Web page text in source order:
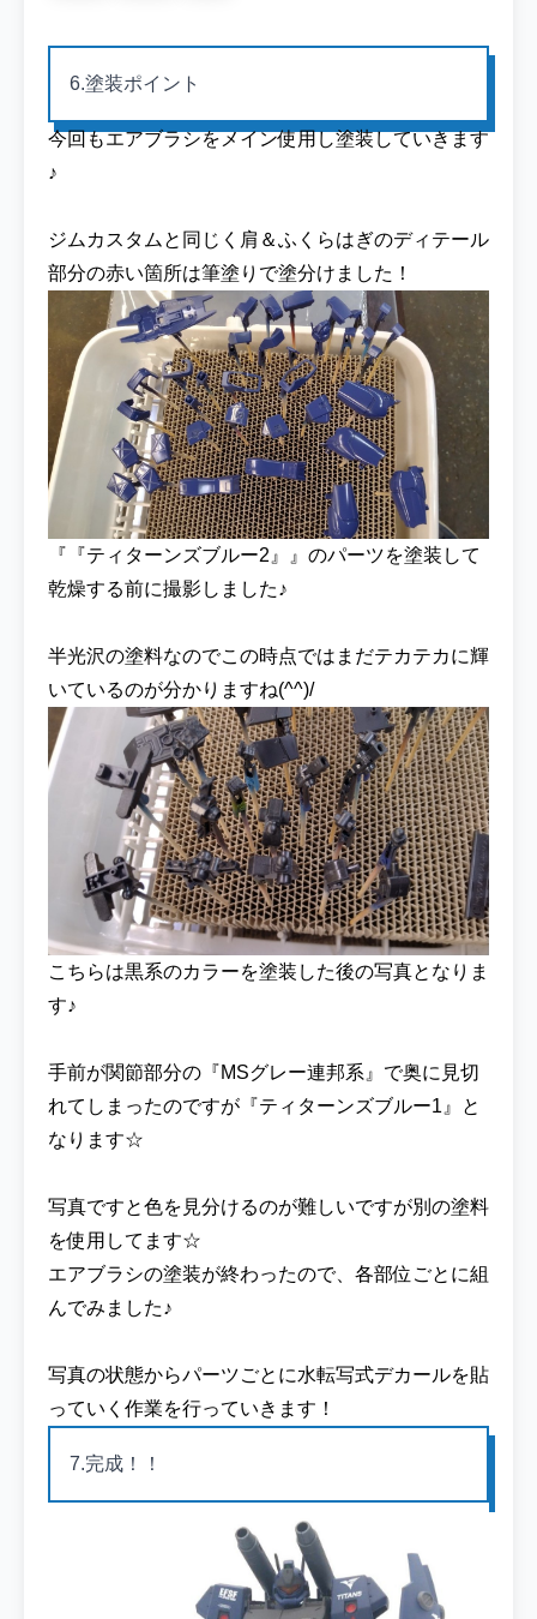
体と並べても様になるように左肩に貼るよう
に心がけてます☆彡 元キット『HG 1/144 ジ
ム・カスタム』を左右に並べて比較写真を撮
トで探してみる ここからは今回制作した『ジ
ム・カスタム ティターンズ仕様』を中心に他
の機体と撮影した写真などを紹介していきま
す♪後日アップした制作日記に使用した写真
等も順次追加していく予定です☆ まずは簡単
なポージング撮影を♪正面に向かっていくよ
うなポージングに挑戦してみました♪ HG ジ
ム・クゥエルの公式サイトに掲載されている
ポージングを参考に♪もうちょっと膝を曲げ
たかったのですが塗装が剥げるのを恐れた結
果、ほとんど曲げていない状態になりました(
;∀;) シールドを前に防御態勢にしてみました♪
ジム・カスタムはティターンズ発足直後にし
ーンズの名を広めることに一役買ってくれた
のでは？ まずは以前制作した『HG ジムカス
タム高機動型』と並べて撮影を♪脚部を改修
したこともありジムカスタム高機動型の方が
大きく見えますね(^^♪ ▼『HG 1/144 ジム・
カスタム』を各ECサイトで探してみる
▼『HG 1/144 ガンダム GP-01Fb フルバーニ
アン』を各ECサイトで探してみる
『ADVANCE OF Ζ アドバンスオブ ゼータ』
関連の機体『ジム改 ワグテイル』と並べて撮
影してみました！ ▼『HG 1/144 ジム改』を
各ECサイトで探してみる ▼『1/144 RGM-
79C ジム改 ワグテイル コンバージョンパー
ズの機体ということで、『HG 1/144 ジム・
クゥエル』と並べて撮影しました！ジム・ク
ゥエルはパチ組ですが違和感なくジム・カス
タムと並べることができました(^^♪マスター
ンは近いのですが、HG はデザインや設計な
どが異なっているのでジム・クゥエルの方が
マッシブに見えますね☆ ▼『HG 1/144 ジ
ム・クゥエル』を各ECサイトで探してみる
隊仕様』と並べて撮影を♪搭乗した作品は異
なりますが、ティターンズカラーのイケメン
1/144 ジム・スナイパーⅡ』を各ECサイトで
探してみる 『HGUC 1/144 ガルバルディβ 』
を塗装制作した『ガルバルディβ ティターン
ズ仕様』と並べて撮影してみました！
▼『HGUC 1/144 ガルバルディβ 』を各ECサ
6.塗装ポイント
今回もエアブラシをメイン使用し塗装していきます
♪
ジムカスタムと同じく肩＆ふくらはぎのディテール
部分の赤い箇所は筆塗りで塗分けました！
『『ティターンズブルー2』』のパーツを塗装して
乾燥する前に撮影しました♪
半光沢の塗料なのでこの時点ではまだテカテカに輝
いているのが分かりますね(^^)/
こちらは黒系のカラーを塗装した後の写真となりま
す♪
手前が関節部分の『MSグレー連邦系』で奥に見切
れてしまったのですが『ティターンズブルー1』と
なります☆
写真ですと色を見分けるのが難しいですが別の塗料
を使用してます☆
エアブラシの塗装が終わったので、各部位ごとに組
んでみました♪
写真の状態からパーツごとに水転写式デカールを貼
っていく作業を行っていきます！
7.完成！！